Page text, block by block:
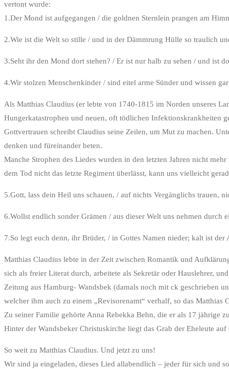
vertont wurde:
1.Der Mond ist aufgegangen / die goldnen Sternlein prangen am
2.Wie ist die Welt so stille / und in der Dämmrung Hülle so traulich
3.Seht ihr den Mond dort stehen? / Er ist nur halb zu sehen / und ist
4.Wir stolzen Menschenkinder / sind eitel arme Sünder und wissen
Als Matthias Claudius (er lebte von 1740-1815 im Norden unseres
Hungerkatastrophen und neuen, oft tödlichen Infektionskrankheiten
Gottvertrauen schreibt Claudius seine Zeilen, um Mut zu machen.
denken und füreinander beten.
Manche Strophen des Liedes wurden in den letzten Jahren nicht
dem Tod nicht das letzte Regiment überlässt, kann uns vielleicht
5.Gott, lass dein Heil uns schauen, / auf nichts Vergänglichs
6.Wollst endlich sonder Grämen / aus dieser Welt uns nehmen
7.So legt euch denn, ihr Brüder, / in Gottes Namen nieder; kalt ist
Matthias Claudius lebte in der Zeit zwischen Romantik und
sich als freier Literat durch, arbeitete als Sekretär oder Hauslehrer,
Zeitung aus Hamburg- Wandsbek (damals noch mit ck geschrieben
welcher ihm auch zu einem „Revisorenamt“ verhalf, so das
Zu seiner Familie gehörte Anna Rebekka Behn, die er als 17 jährige
Hinter der Wandsbeker Christuskirche liegt das Grab der Eheleute
So weit zu Matthias Claudius. Und jetzt zu uns!
Wir sind ja eingeladen, dieses Lied allabendlich – jeder für sich und